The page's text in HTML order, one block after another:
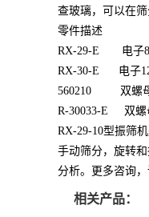
查玻璃，可以在筛
零件描述
RX-29-E 电子
RX-30-E 电子
560210 双螺
R-30033-E 双螺
RX-29-10型振筛
手动筛分，旋转
分析。更多咨询
相关产品：